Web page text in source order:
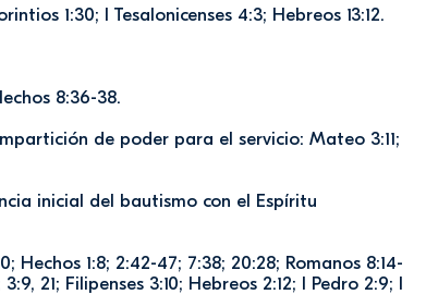
1:30; I Tesalonicenses 4:3; Hebreos 13:12.
8:36-38.
de poder para el servicio: Mateo 3:11;
inicial del bautismo con el Espíritu
Hechos 1:8; 2:42-47; 7:38; 20:28; Romanos 8:14-
21; Filipenses 3:10; Hebreos 2:12; I Pedro 2:9; I